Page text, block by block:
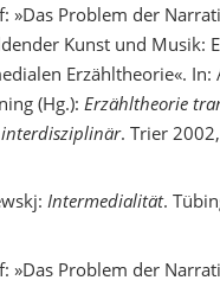
»Das Problem der
Kunst und Musik:
Erzähltheorie«. In:
(Hg.): Erzähltheorie
. Trier
Intermedialität.
»Das Problem der